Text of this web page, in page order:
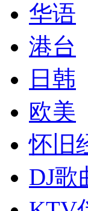
华语
港台
日韩
欧美
怀旧
DJ歌